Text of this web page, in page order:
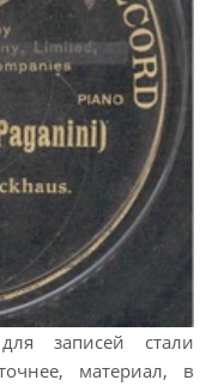
записей стали
материал, в